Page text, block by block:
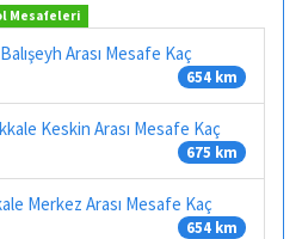
Mesafeleri
Arası Mesafe Kaç
654 km
Keskin Arası Mesafe Kaç
675 km
Merkez Arası Mesafe Kaç
654 km